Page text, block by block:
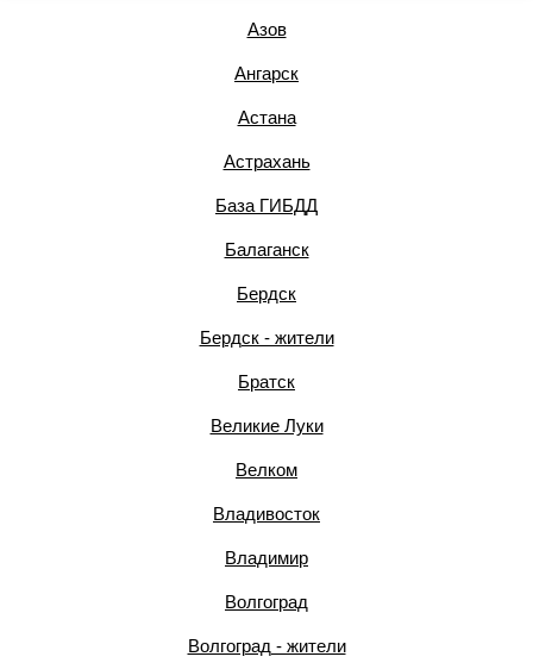
Азов
Ангарск
Астана
Астрахань
База ГИБДД
Балаганск
Бердск
Бердск - жители
Братск
Великие Луки
Велком
Владивосток
Владимир
Волгоград
Волгоград - жители